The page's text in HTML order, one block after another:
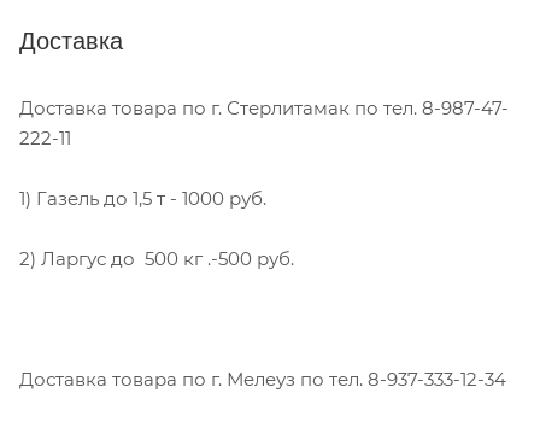
Доставка
Доставка товара по г. Стерлитамак по тел. 8-987-47-
222-11
1) Газель до 1,5 т - 1000 руб.
2) Ларгус до 500 кг .-500 руб.
Доставка товара по г. Мелеуз по тел. 8-937-333-12-34